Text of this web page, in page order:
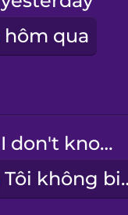
hôm qua
I don't know.
Tôi